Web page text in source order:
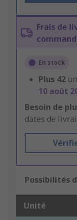
Frais de
En stock
Plus 42
10 août
Besoin de
dates de
Possibilités
Unité